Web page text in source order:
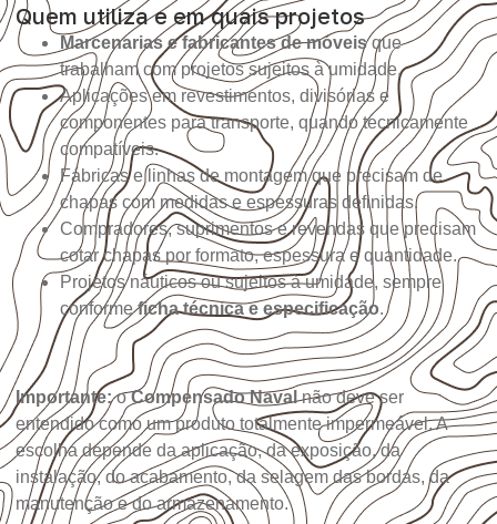
Quem utiliza e em quais projetos
Marcenarias e fabricantes de móveisque
trabalham com projetos sujeitos à umidade.
Aplicações em revestimentos, divisórias e
componentes para transporte, quando tecnicamente
compatíveis.
Fábricas e linhas de montagem que precisam de
chapas com medidas e espessuras definidas.
Compradores, suprimentos e revendas que precisam
cotar chapas por formato, espessura e quantidade.
Projetos náuticos ou sujeitos à umidade, sempre
conformeficha técnica e especificação.
Importante:oCompensado Navalnão deve ser
entendido como um produto totalmente impermeável. A
escolha depende da aplicação, da exposição, da
instalação, do acabamento, da selagem das bordas, da
manutenção e do armazenamento.